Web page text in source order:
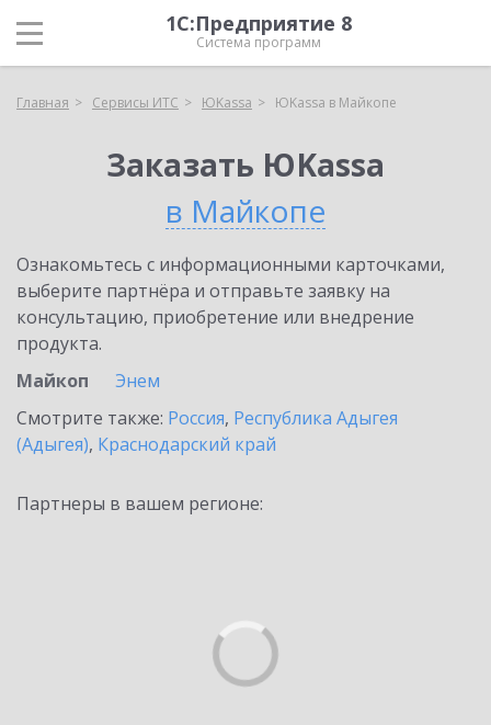
1С:Предприятие 8
Система программ
Главная Сервисы ИТС ЮKassa ЮKassa в Майкопе
Заказать ЮKassa
в Майкопе
Ознакомьтесь с информационными карточками,
выберите партнёра и отправьте заявку на
консультацию, приобретение или внедрение
продукта.
Майкоп
Энем
Смотрите также: Россия, Республика Адыгея
(Адыгея), Краснодарский край
Партнеры в вашем регионе: